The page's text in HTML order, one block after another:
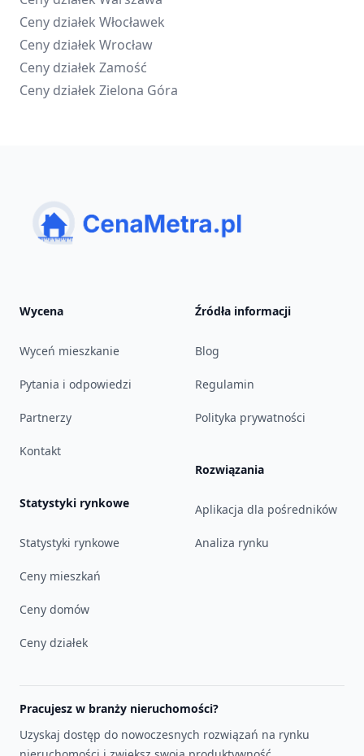
Ceny działek Włocławek
Ceny działek Wrocław
Ceny działek Zamość
Ceny działek Zielona Góra
Wycena
Wyceń mieszkanie
Pytania i odpowiedzi
Partnerzy
Kontakt
Statystyki rynkowe
Statystyki rynkowe
Ceny mieszkań
Ceny domów
Ceny działek
Źródła informacji
Blog
Regulamin
Polityka prywatności
Rozwiązania
Aplikacja dla pośredników
Analiza rynku
Pracujesz w branży nieruchomości?
Uzyskaj dostęp do nowoczesnych rozwiązań na rynku